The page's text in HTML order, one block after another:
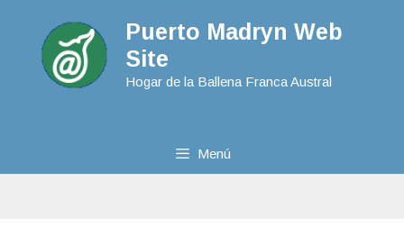
Puerto Madryn Web
Site
Hogar de la Ballena Franca Austral
Menú